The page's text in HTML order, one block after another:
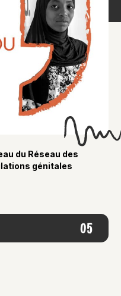
du Réseau des
génitales
05